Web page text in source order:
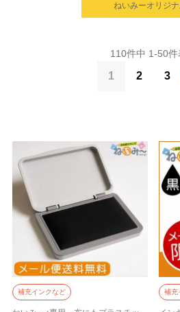
ねいみーオリジ
110件中 1-50件
1 2 3
補充インクなど 補充